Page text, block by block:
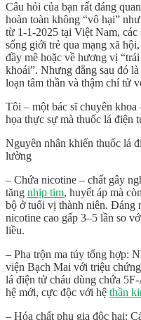
Câu hỏi của bạn rất đáng
hoàn toàn không “vô hại”
từ 1-1-2025 tại Việt Nam,
sống giới trẻ qua mạng xã
đầy mê hoặc về hương vị
khoái”. Nhưng đằng sau đó là
loạn tâm thần và thậm chí tử
Tôi – một bác sĩ chuyên
họa thực sự mà thuốc lá điện
Nguyên nhân khiến thuốc lá
lường
– Chứa nicotine – chất gây
tăng nhịp tim, huyết áp mà
bộ ở tuổi vị thành niên. Đáng
nicotine cao gấp 3–5 lần so
liều.
– Pha trộn ma túy tổng hợp:
viện Bạch Mai với triệu
lá điện tử cháu dùng chứa
hệ mới, cực độc với hệ thần
– Hóa chất phụ gia độc hại: